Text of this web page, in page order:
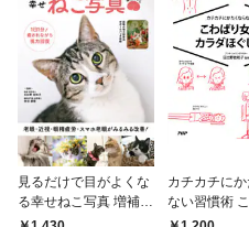
見るだけで目がよくな
る幸せねこ写真 増補に
ゃん
カチカチに
ない習慣術
子のカラダほ